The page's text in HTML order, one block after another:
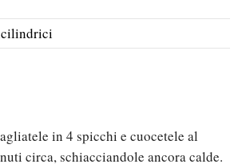
in 4 spicchi e cuocetele al
circa, schiacciandole ancora calde.